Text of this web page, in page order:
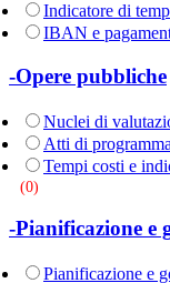
Indicatore di
IBAN e
-Opere pubbliche
Nuclei di
Atti di
Tempi costi e
(0)
-Pianificazione e
Pianificazione e